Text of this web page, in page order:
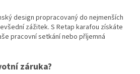
design propracovaný do nejmenších
zážitek. S Retap karafou získáte
pracovní setkání nebo příjemná
záruka?